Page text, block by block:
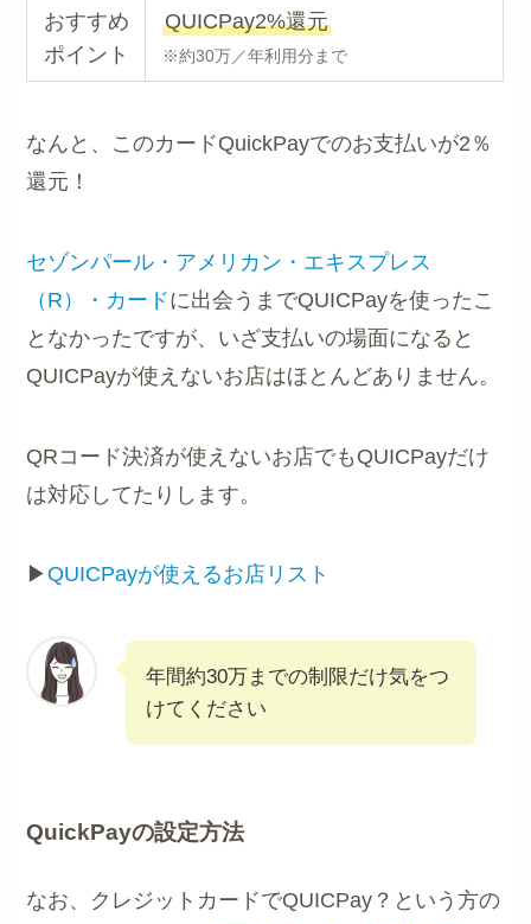
おすすめ
ポイント
QUICPay2%還元
※約30万／年利用分まで
なんと、このカードQuickPayでのお支払いが2％
還元！
セゾンパール・アメリカン・エキスプレス
（R）・カードに出会うまでQUICPayを使ったこ
となかったですが、いざ支払いの場面になると
QUICPayが使えないお店はほとんどありません。
QRコード決済が使えないお店でもQUICPayだけ
は対応してたりします。
▶QUICPayが使えるお店リスト
年間約30万までの制限だけ気をつ
けてください
QuickPayの設定方法
なお、クレジットカードでQUICPay？という方の